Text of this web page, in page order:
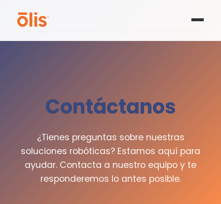
Medios
Solicitar demostración
Contáctanos
¿Tienes preguntas sobre nuestras
soluciones robóticas? Estamos aquí para
ayudar. Contacta a nuestro equipo y te
responderemos lo antes posible.